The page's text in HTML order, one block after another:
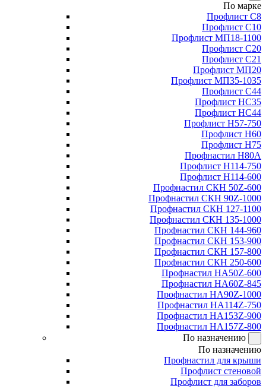
По марке
Профлист С8
Профлист С10
Профлист МП18-1100
Профлист С20
Профлист С21
Профлист МП20
Профлист МП35-1035
Профлист С44
Профлист НС35
Профлист НС44
Профлист Н57-750
Профлист Н60
Профлист Н75
Профнастил Н80А
Профлист Н114-750
Профлист Н114-600
Профнастил СКН 50Z-600
Профнастил СКН 90Z-1000
Профнастил СКН 127-1100
Профнастил СКН 135-1000
Профнастил СКН 144-960
Профнастил СКН 153-900
Профнастил СКН 157-800
Профнастил СКН 250-600
Профнастил НА50Z-600
Профнастил НА60Z-845
Профнастил НА90Z-1000
Профнастил НА114Z-750
Профнастил НА153Z-900
Профнастил НА157Z-800
По назначению
По назначению
Профнастил для крыши
Профлист стеновой
Профлист для заборов